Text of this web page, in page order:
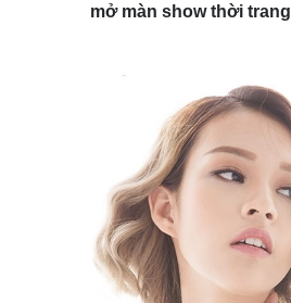
mở màn show thời trang